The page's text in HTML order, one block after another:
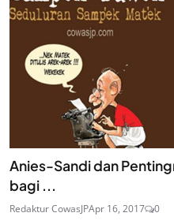
Anies-Sandi dan
bagi ...
Redaktur CowasJPApr 16, 2017 0